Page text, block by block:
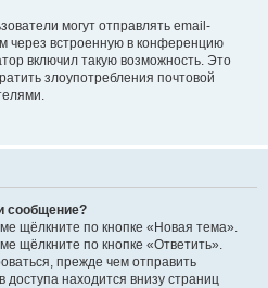
могут отправлять email-
через встроенную в конференцию
включил такую возможность. Это
злоупотребления почтовой
сообщение?
щёлкните по кнопке «Новая тема».
щёлкните по кнопке «Ответить».
прежде чем отправить
находится внизу страниц